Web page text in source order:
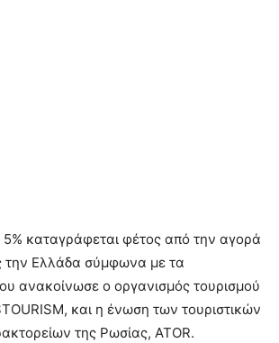
καταγράφεται φέτος από την αγορά
την Ελλάδα σύμφωνα με τα
ανακοίνωσε ο οργανισμός τουρισμού
και η ένωση των τουριστικών
της Ρωσίας, ATOR.